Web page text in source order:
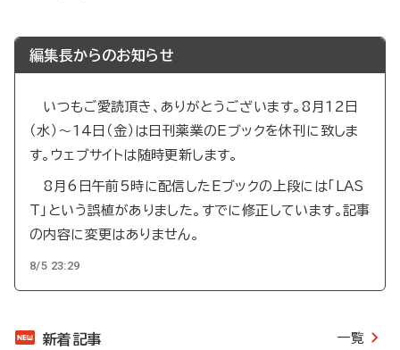
編集長からのお知らせ
いつもご愛読頂き、ありがとうございます。8月12日
（水）～14日（金）は日刊薬業のEブックを休刊に致しま
す。ウェブサイトは随時更新します。
8月6日午前5時に配信したEブックの上段には「LAS
T」という誤植がありました。すでに修正しています。記事
の内容に変更はありません。
8/5 23:29
新着記事 一覧